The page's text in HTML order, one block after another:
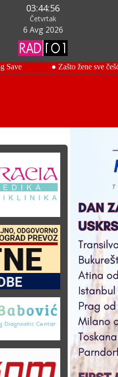
03:44:57
Četvrtak
6 Avg 2026